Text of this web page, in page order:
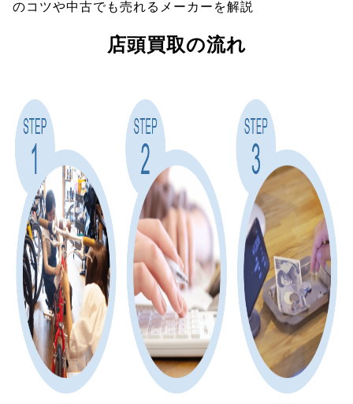
のコツや中古でも売れるメーカーを解説
店頭買取の流れ